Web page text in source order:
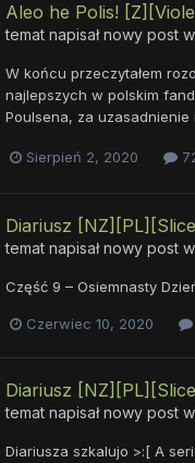
Aleo he Polis!
temat napisał nowy post w
W końcu przeczytałem
najlepszych w polskim
Poulsena, za
Sierpień 2, 2020
Diariusz
temat napisał nowy post w
Część 9 – Osiemnasty
Czerwiec 10, 2020
Diariusz
temat napisał nowy post w
Diariusza szkalujo >:[ A